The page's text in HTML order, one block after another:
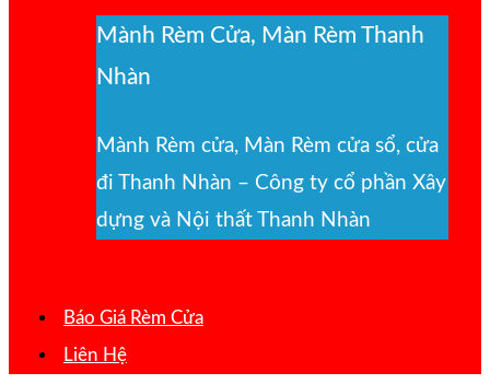
Mành Rèm Cửa, Màn Rèm Thanh
Nhàn
Mành Rèm cửa, Màn Rèm cửa sổ, cửa
đi Thanh Nhàn – Công ty cổ phần Xây
dựng và Nội thất Thanh Nhàn
Báo Giá Rèm Cửa
Liên Hệ